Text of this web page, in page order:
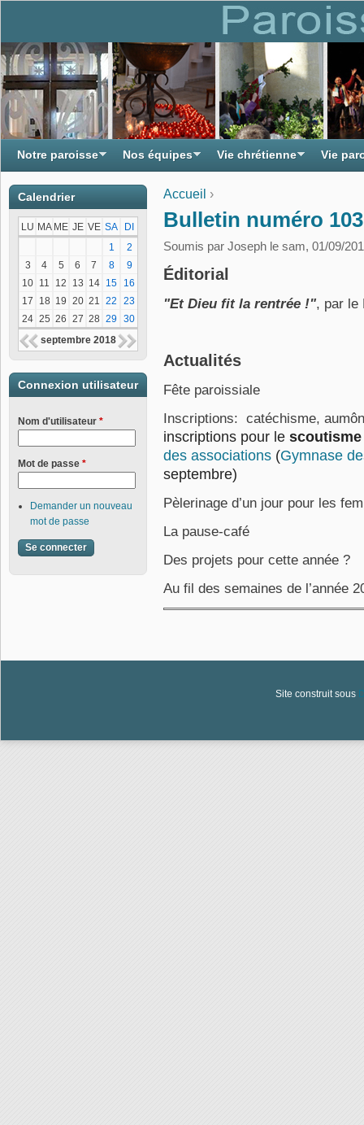
Vous êtes ici
Accueil ›
Bulletin numéro
Soumis par Joseph le sam, 01/09/
Éditorial
"Et Dieu fit la rentrée !", par le
Actualités
Fête paroissiale
Inscriptions: catéchisme,
inscriptions pour le scoutisme
des associations (Gymnase
septembre)
Pèlerinage d’un jour pour les
La pause-café
Des projets pour cette année ?
Au fil des semaines de l’année
Notre paroisse Nos équipes Vie chrétienne Vie
Calendrier
LU MA ME JE VE SA
DI
1
2
3
4 5 6 7 8
9
10 11 12 13 14 15
16
17
18 19 20 21 22
23
24 25 26 27 28 29 30
septembre 2018
Connexion utilisateur
Nom d'utilisateur *
Mot de passe *
Demander un nouveau
mot de passe
Site construit sous